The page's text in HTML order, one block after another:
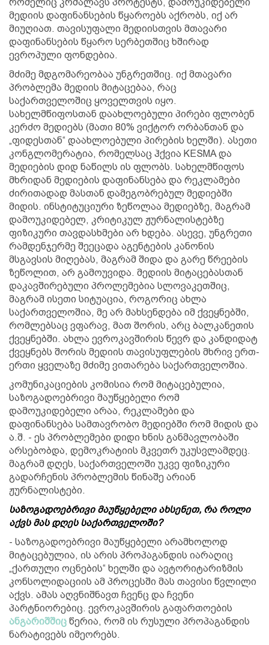
რომელიც კრძალავს პროტესტს, დამოუკიდებელი
მედიის დაფინანსების წყაროებს აქრობს, იქ არ
მიუღიათ. თავისუფალი მედიისთვის მთავარი
დაფინანსების წყარო სერბეთშიც ხშირად
ევროპული ფონდებია.
მძიმე მდგომარეობაა უნგრეთშიც. იქ მთავარი
პრობლემა მედიის მიტაცებაა, რაც
საქართველოშიც ყოველთვის იყო.
სახელმწიფოსთან დაახლოებული პირები ფლობენ
კერძო მედიებს (მათი 80% ვიქტორ ორბანთან და
„ფიდესთან“ დაახლოებული პირების ხელში). ასეთი
კონგლომერატია, რომელსაც ჰქვია KESMA და
მედიების დიდ ნაწილს ის ფლობს. სახელმწიფოს
მხრიდან მედიების დაფინანსება და რეკლამები
ძირითადად მასთან დამეგობრებულ მედიებში
მიდის. ინსტიტუციური ზეწოლაა მედიებზე, მაგრამ
დამოუკიდებელ, კრიტიკულ ჟურნალისტებზე
ფიზიკური თავდასხმები არ ხდება. ასევე, უნგრეთი
რამდენჯერმე შეეცადა აგენტების კანონის
მსგავსის მიღებას, მაგრამ შიდა და გარე წრეების
ზეწოლით, არ გამოუვიდა. მედიის მიტაცებასთან
დაკავშირებული პროლემებია სლოვაკეთშიც,
მაგრამ ისეთი სიტუაცია, როგორიც ახლა
საქართველოშია, მე არ მახსენდება იმ ქვეყნებში,
რომლებსაც ვფარავ, მათ შორის, არც ბალკანეთის
ქვეყნებში. ახლა ევროკავშირის წევრ და კანდიდატ
ქვეყნებს შორის მედიის თავისუფლების მხრივ ერთ-
ერთი ყველაზე მძიმე ვითარება საქართველოშია.
კომუნიკაციების კომისია რომ მიტაცებულია,
საზოგადოებრივი მაუწყებელი რომ
დამოუკიდებელი არაა, რეკლამები და
დაფინანსება სამთავრობო მედიებში რომ მიდის და
ა.შ. - ეს პრობლემები დიდი ხნის განმავლობაში
არსებობდა, დემოკრატიის მკვეთრ უკუსვლამდეც.
მაგრამ დღეს, საქართველოში უკვე ფიზიკური
გადარჩენის პრობლემის წინაშე არიან
ჟურნალისტები.
საზოგადოებრივი მაუწყებელი ახსენეთ, რა როლი
აქვს მას დღეს საქართველოში?
- საზოგადოებრივი მაუწყებელი არამხოლოდ
მიტაცებულია, ის არის პროპაგანდის იარაღიც
„ქართული ოცნების“ ხელში და ავტორიტარიზმის
კონსოლიდაციის ამ პროცესში მას თავისი წვლილი
აქვს. ამას აღვნიშნავთ ჩვენც და ჩვენი
პარტნიორებიც. ევროკავშირის გაფართოების
ანგარიშშიც წერია, რომ ის რუსული პროპაგანდის
ნარატივებს იმეორებს.